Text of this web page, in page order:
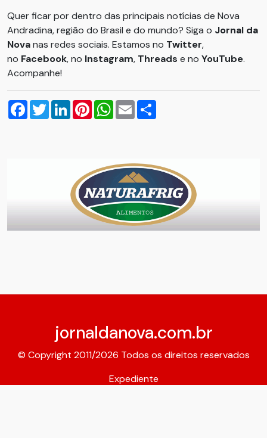
Quer ficar por dentro das principais notícias de Nova
Andradina, região do Brasil e do mundo? Siga o Jornal da
Novanas redes sociais. Estamos no Twitter,
no Facebook, no Instagram, Threads e no YouTube.
Acompanhe!
Facebook
TwitterLinkedInPinterestWhatsApp
Email
jornaldanova.com.br
© Copyright 2011/2026 Todos os direitos reservados
Expediente